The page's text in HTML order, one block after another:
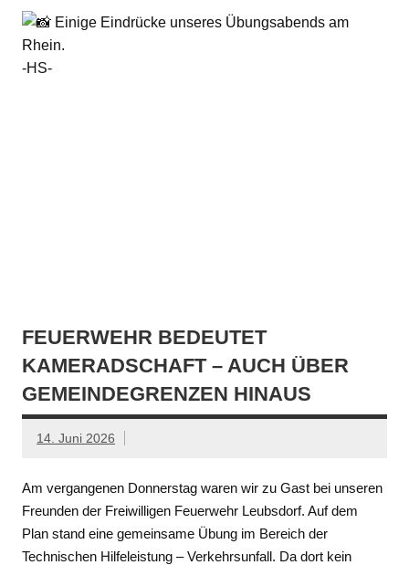
Einige Eindrücke unseres Übungsabends am
Rhein.
-HS-
FEUERWEHR BEDEUTET
KAMERADSCHAFT – AUCH ÜBER
GEMEINDEGRENZEN HINAUS
14. Juni 2026
Am vergangenen Donnerstag waren wir zu Gast bei unseren
Freunden der Freiwilligen Feuerwehr Leubsdorf. Auf dem
Plan stand eine gemeinsame Übung im Bereich der
Technischen Hilfeleistung – Verkehrsunfall. Da dort kein